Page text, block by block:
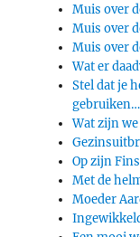
Muis over
Muis over
Muis over
Wat er
Stel dat je
gebruiken…
Wat zijn
Op zijn Fins
Met de
Moeder